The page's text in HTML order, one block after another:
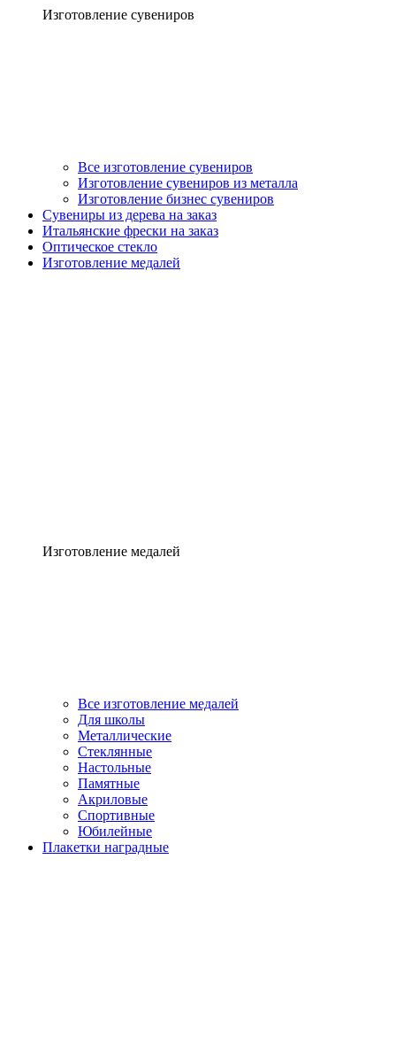
Изготовление сувениров
Все изготовление сувениров
Изготовление сувениров из металла
Изготовление бизнес сувениров
Сувениры из дерева на заказ
Итальянские фрески на заказ
Оптическое стекло
Изготовление медалей
Изготовление медалей
Все изготовление медалей
Для школы
Металлические
Стеклянные
Настольные
Памятные
Акриловые
Спортивные
Юбилейные
Плакетки наградные